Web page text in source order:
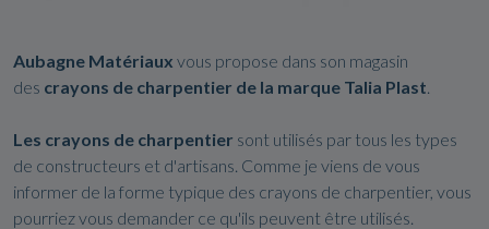
Aubagne Matériaux vous propose dans son magasin
des crayons de charpentier de la marque Talia Plast.
Les crayons de charpentier sont utilisés par tous les types
de constructeurs et d'artisans. Comme je viens de vous
informer de la forme typique des crayons de charpentier, vous
pourriez vous demander ce qu'ils peuvent être utilisés.